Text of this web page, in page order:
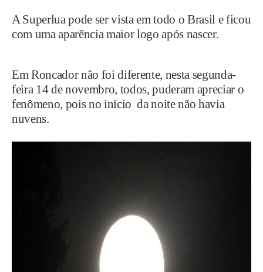
A Superlua pode ser vista em todo o Brasil e ficou
com uma aparência maior logo após nascer.
Em Roncador não foi diferente, nesta segunda-
feira 14 de novembro, todos, puderam apreciar o
fenômeno, pois no início da noite não havia
nuvens.